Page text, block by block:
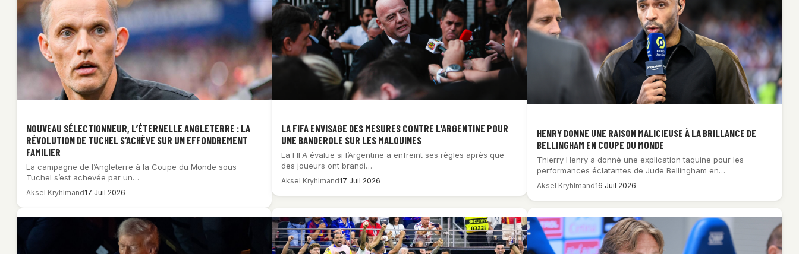
NOUVEAU SÉLECTIONNEUR, L’ÉTERNELLE ANGLETERRE : LA
RÉVOLUTION DE TUCHEL S’ACHÈVE SUR UN EFFONDREMENT
FAMILIER
La campagne de l’Angleterre à la Coupe du Monde sous
Tuchel s’est achevée par un…
Aksel Kryhlmand17 Juil 2026
LA FIFA ENVISAGE DES MESURES CONTRE L’ARGENTINE POUR
UNE BANDEROLE SUR LES MALOUINES
La FIFA évalue si l’Argentine a enfreint ses règles après que
des joueurs ont brandi…
Aksel Kryhlmand17 Juil 2026
HENRY DONNE UNE RAISON MALICIEUSE À LA BRILLANCE DE
BELLINGHAM EN COUPE DU MONDE
Thierry Henry a donné une explication taquine pour les
performances éclatantes de Jude Bellingham en…
Aksel Kryhlmand16 Juil 2026